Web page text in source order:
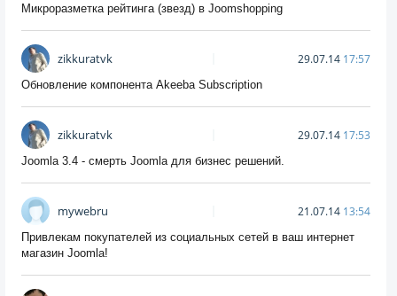
Микроразметка рейтинга (звезд) в Joomshopping
zikkuratvk 29.07.14 17:57
Обновление компонента Akeeba Subscription
zikkuratvk 29.07.14 17:53
Joomla 3.4 - смерть Joomla для бизнес решений.
mywebru 21.07.14 13:54
Привлекам покупателей из социальных сетей в ваш интернет
магазин Joomla!